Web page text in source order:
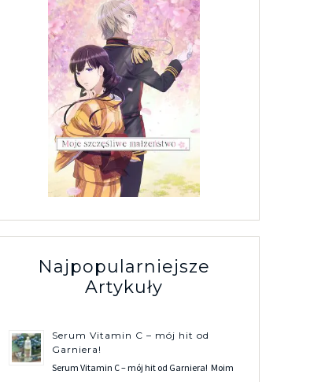
Najpopularniejsze
Artykuły
Serum Vitamin C – mój hit od
Garniera!
Serum Vitamin C – mój hit od Garniera! Moim